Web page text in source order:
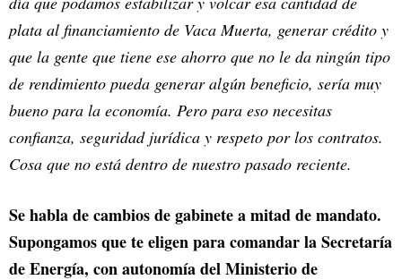
plata al financiamiento de Vaca Muerta, generar crédito y
que la gente que tiene ese ahorro que no le da ningún tipo
de rendimiento pueda generar algún beneficio, sería muy
bueno para la economía. Pero para eso necesitas
confianza, seguridad jurídica y respeto por los contratos.
Cosa que no está dentro de nuestro pasado reciente.
Se habla de cambios de gabinete a mitad de mandato.
Supongamos que te eligen para comandar la Secretaría
de Energía, con autonomía del Ministerio de